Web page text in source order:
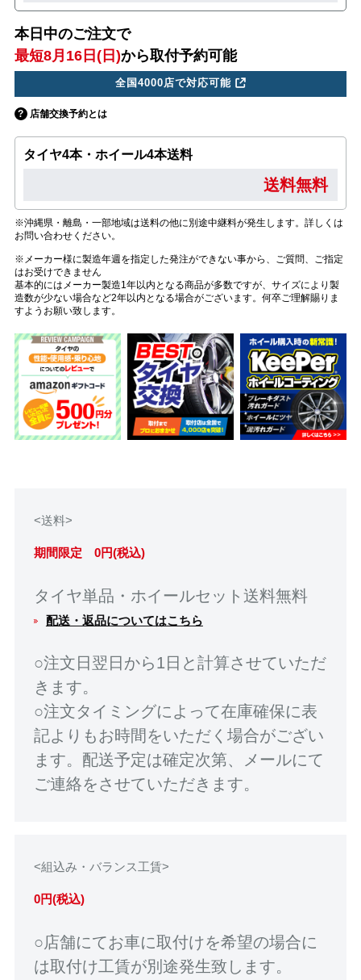
本日中のご注文で
最短8月16日(日)から取付予約可能
全国4000店で対応可能
店舗交換予約とは
タイヤ4本・ホイール4本送料
送料無料
※沖縄県・離島・一部地域は送料の他に別途中継料が発生します。詳しくは
お問い合わせください。
※メーカー様に製造年週を指定した発注ができない事から、ご質問、ご指定
はお受けできません
基本的にはメーカー製造1年以内となる商品が多数ですが、サイズにより製
造数が少ない場合など2年以内となる場合がございます。何卒ご理解賜りま
すようお願い致します。
<送料>
期間限定 0円(税込)
タイヤ単品・ホイールセット送料無料
配送・返品についてはこちら
○注文日翌日から1日と計算させていただ
きます。
○注文タイミングによって在庫確保に表
記よりもお時間をいただく場合がござい
ます。配送予定は確定次第、メールにて
ご連絡をさせていただきます。
<組込み・バランス工賃>
0円(税込)
○店舗にてお車に取付けを希望の場合に
は取付け工賃が別途発生致します。